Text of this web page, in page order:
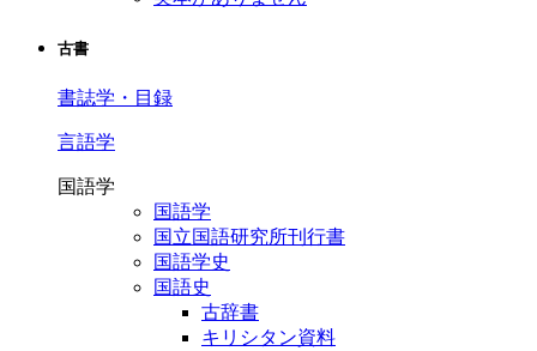
古書
書誌学・目録
言語学
国語学
国語学
国立国語研究所刊行書
国語学史
国語史
古辞書
キリシタン資料